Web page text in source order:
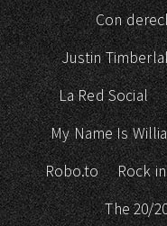
Con
Justin
La Red Social
My Name Is
Robo.to
Rock
The 20/